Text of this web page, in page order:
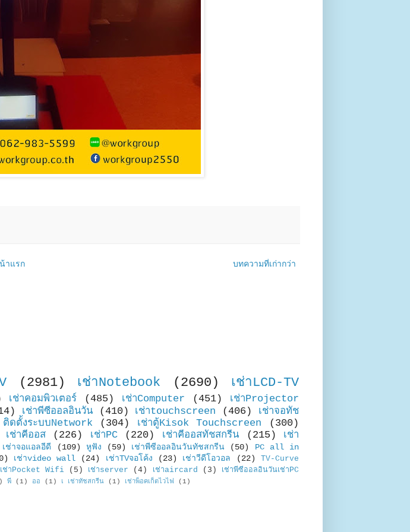
บทความที่เก่ากว่า
าแรก
(2981) เช่าNotebook (2690)
เช่าLCD-TV
เช่าคอมพิวเตอร์ (485) เช่าComputer (451)
เช่าProjector
เช่าพีซีออลอินวัน (410) เช่าtouchscreen (406)
เช่าจอทัช
ติดตั้งระบบNetwork (304) เช่าตู้Kisok Touchscreen
(300)
เช่าคีออส (226) เช่าPC (220) เช่าคีออสทัชสกรีน (215)
เช่า
เช่าจอแอลอีดี (109) หูฟัง (59) เช่าพีซีออลอินวันทัชสกรีน (50)
PC all in
เช่าvideo wall (24) เช่าTVจอโค้ง (23) เช่าวีดีโอวอล (22)
TV-Curve
เช่าPocket Wifi (5) เช่าserver (4) เช่าaircard (3)
เช่าพีซีออลอินวันเช่าPC
พี (1) ออ (1) เ เช่าทัชสกรีน (1) เช่าพ็อคเก็ตไวไฟ (1)